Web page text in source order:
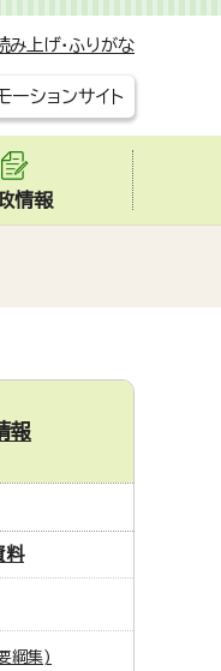
み上げ・ふりがな
ーションサイト
情報
報
料
綱集)